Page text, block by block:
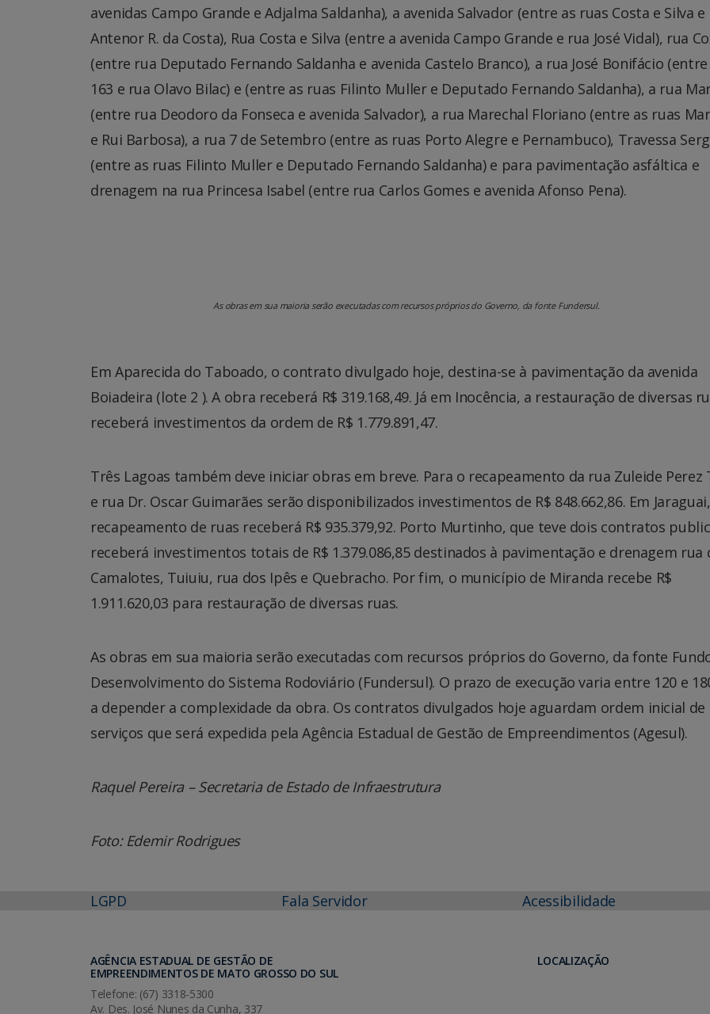
avenidas Campo Grande e Adjalma Saldanha), a avenida Salvador (entre as ruas Costa e Silva e
Antenor R. da Costa), Rua Costa e Silva (entre a avenida Campo Grande e rua José Vidal), rua
(entre rua Deputado Fernando Saldanha e avenida Castelo Branco), a rua José Bonifácio (entre
163 e rua Olavo Bilac) e (entre as ruas Filinto Muller e Deputado Fernando Saldanha), a rua
(entre rua Deodoro da Fonseca e avenida Salvador), a rua Marechal Floriano (entre as ruas
e Rui Barbosa), a rua 7 de Setembro (entre as ruas Porto Alegre e Pernambuco), Travessa
(entre as ruas Filinto Muller e Deputado Fernando Saldanha) e para pavimentação asfáltica e
drenagem na rua Princesa Isabel (entre rua Carlos Gomes e avenida Afonso Pena).
As obras em sua maioria serão executadas com recursos próprios do Governo, da fonte Fundersul.
Em Aparecida do Taboado, o contrato divulgado hoje, destina-se à pavimentação da avenida
Boiadeira (lote 2 ). A obra receberá R$ 319.168,49. Já em Inocência, a restauração de diversas
receberá investimentos da ordem de R$ 1.779.891,47.
Três Lagoas também deve iniciar obras em breve. Para o recapeamento da rua Zuleide Perez
e rua Dr. Oscar Guimarães serão disponibilizados investimentos de R$ 848.662,86. Em
recapeamento de ruas receberá R$ 935.379,92. Porto Murtinho, que teve dois contratos
receberá investimentos totais de R$ 1.379.086,85 destinados à pavimentação e drenagem rua
Camalotes, Tuiuiu, rua dos Ipês e Quebracho. Por fim, o município de Miranda recebe R$
1.911.620,03 para restauração de diversas ruas.
As obras em sua maioria serão executadas com recursos próprios do Governo, da fonte
Desenvolvimento do Sistema Rodoviário (Fundersul). O prazo de execução varia entre 120 e
a depender a complexidade da obra. Os contratos divulgados hoje aguardam ordem inicial de
serviços que será expedida pela Agência Estadual de Gestão de Empreendimentos (Agesul).
Raquel Pereira – Secretaria de Estado de Infraestrutura
Foto: Edemir Rodrigues
LGPD Fala Servidor Acessibilidade
AGÊNCIA ESTADUAL DE GESTÃO DE
EMPREENDIMENTOS DE MATO GROSSO DO SUL
Telefone: (67) 3318-5300
Av. Des. José Nunes da Cunha, 337
LOCALIZAÇÃO